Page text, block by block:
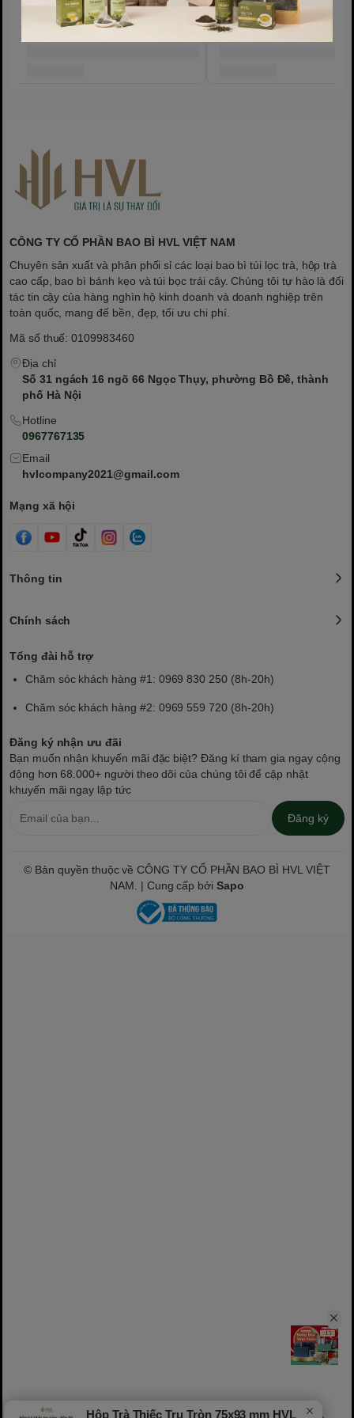
Màu sắc / Phiên bản
🏪
Cửa hàng trà
– Đóng gói chuyên nghiệp, nâng tầm thương hiệu
Gia đình – Sử dụng hàng ngày, tiện lợi và thẩm mỹ
Hướng dẫn bảo quản
Rửa sạch và để khô trước lần sử dụng đầu tiên. Đóng nắp kín sau
mỗi lần dùng. Bảo quản nơi khô ráo, thoáng mát, tránh ánh nắng
và mùi mạnh. Lau chùi bằng khăn ẩm.
📦Giao hàng toàn quốc – Đóng gói cẩn thận. Hỗ trợ đặt số
lượng lớn, in logo, thiết kế theo yêu cầu.Liên hệ ngay!
CÔNG TY CỔ PHẦN BAO BÌ HVL VIỆT NAM
Chuyên sản xuất và phân phối sỉ các loại bao bì túi lọc trà, hộp trà
cao cấp, bao bì bánh kẹo và túi bọc trái cây. Chúng tôi tự hào là đối
tác tin cậy của hàng nghìn hộ kinh doanh và doanh nghiệp trên
toàn quốc, mang đế bền, đẹp, tối ưu chi phí.
Mã số thuế: 0109983460
Địa chỉ
Số 31 ngách 16 ngõ 66 Ngọc Thụy, phường Bồ Đề, thành
phố Hà Nội
Hotline
0967767135
Email
hvlcompany2021@gmail.com
Mạng xã hội
Thông tin
Chính sách
Tổng đài hỗ trợ
Chăm sóc khách hàng #1: 0969 830 250 (8h-20h)
Chăm sóc khách hàng #2: 0969 559 720 (8h-20h)
Đăng ký nhận ưu đãi
Bạn muốn nhận khuyến mãi đặc biệt? Đăng kí tham gia ngay cộng
động hơn 68.000+ người theo dõi của chúng tôi để cập nhật
khuyến mãi ngay lập tức
Đăng ký
© Bản quyền thuộc về CÔNG TY CỔ PHẦN BAO BÌ HVL VIỆT
NAM. | Cung cấp bởiSapo
Hộp Trà Thiếc Trụ Tròn 75x93 mm HVL